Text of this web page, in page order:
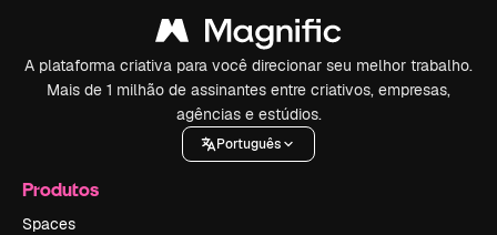
A plataforma criativa para você direcionar seu melhor trabalho.
Mais de 1 milhão de assinantes entre criativos, empresas,
agências e estúdios.
Português
Produtos
Spaces